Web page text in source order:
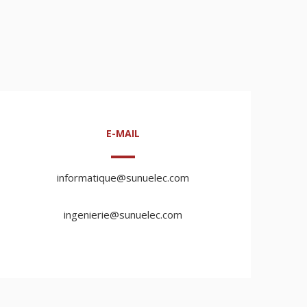
E-MAIL
informatique@sunuelec.com
ingenierie@sunuelec.com